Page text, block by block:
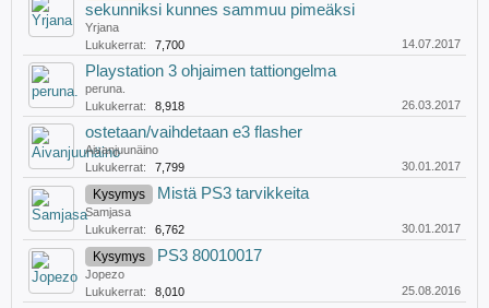
sekunniksi kunnes sammuu pimeäksi
Yrjana
Lukukerrat:
7,700 14.07.2017
Playstation 3 ohjaimen tattiongelma
peruna.
Lukukerrat:
8,918 26.03.2017
ostetaan/vaihdetaan e3 flasher
Aivanjuunäino
Lukukerrat:
7,799 30.01.2017
Kysymys Mistä PS3 tarvikkeita
Samjasa
Lukukerrat:
6,762 30.01.2017
Kysymys PS3 80010017
Jopezo
Lukukerrat:
8,010 25.08.2016